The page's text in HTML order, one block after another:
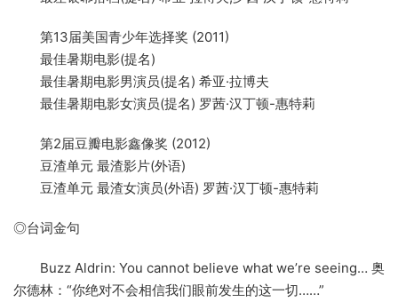
第13届美国青少年选择奖 (2011)
最佳暑期电影(提名)
最佳暑期电影男演员(提名) 希亚·拉博夫
最佳暑期电影女演员(提名) 罗茜·汉丁顿-惠特莉
第2届豆瓣电影鑫像奖 (2012)
豆渣单元 最渣影片(外语)
豆渣单元 最渣女演员(外语) 罗茜·汉丁顿-惠特莉
◎台词金句
Buzz Aldrin: You cannot believe what we’re seeing… 奥
尔德林：“你绝对不会相信我们眼前发生的这一切……”